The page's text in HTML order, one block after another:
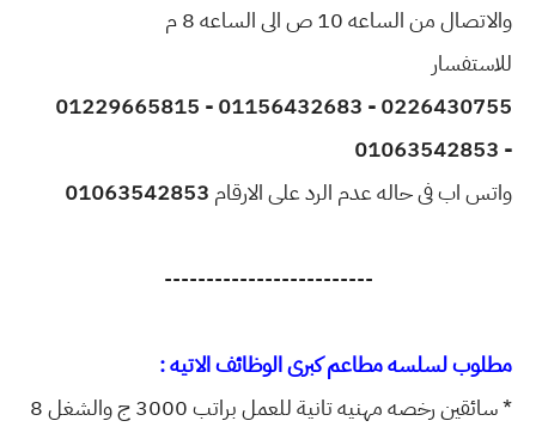
والاتصال من الساعه 10 ص الى الساعه 8 م
للاستفسار
0226430755 - 01156432683 - 01229665815
-
01063542853
واتس اب فى حاله عدم الرد على الارقام 01063542853
-------------------------
مطلوب لسلسه مطاعم كبرى الوظائف الاتيه :
* سائقين رخصه مهنيه تانية للعمل براتب 3000 ج والشغل 8